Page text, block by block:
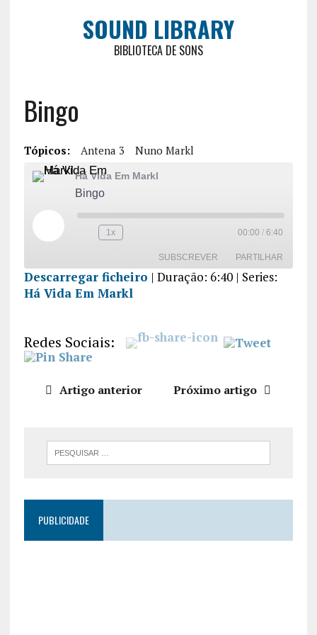
SOUND LIBRARY
BIBLIOTECA DE SONS
Bingo
Tópicos: Antena 3 Nuno Markl
Há Vida Em Markl
Bingo
1x 00:00 / 6:40
SUBSCREVER PARTILHAR
PARTILHA
INCORPO
RAR
Descarregar ficheiro | Duração: 6:40| Series:
Há Vida Em Markl
Redes Sociais:
Artigo anterior Próximo artigo
PUBLICIDADE